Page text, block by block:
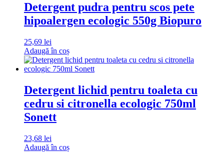
Detergent pudra pentru scos pete
hipoalergen ecologic 550g Biopuro
25,69 lei
Adaugă în coș
Detergent lichid pentru toaleta cu
cedru si citronella ecologic 750ml
Sonett
23,68 lei
Adaugă în coș